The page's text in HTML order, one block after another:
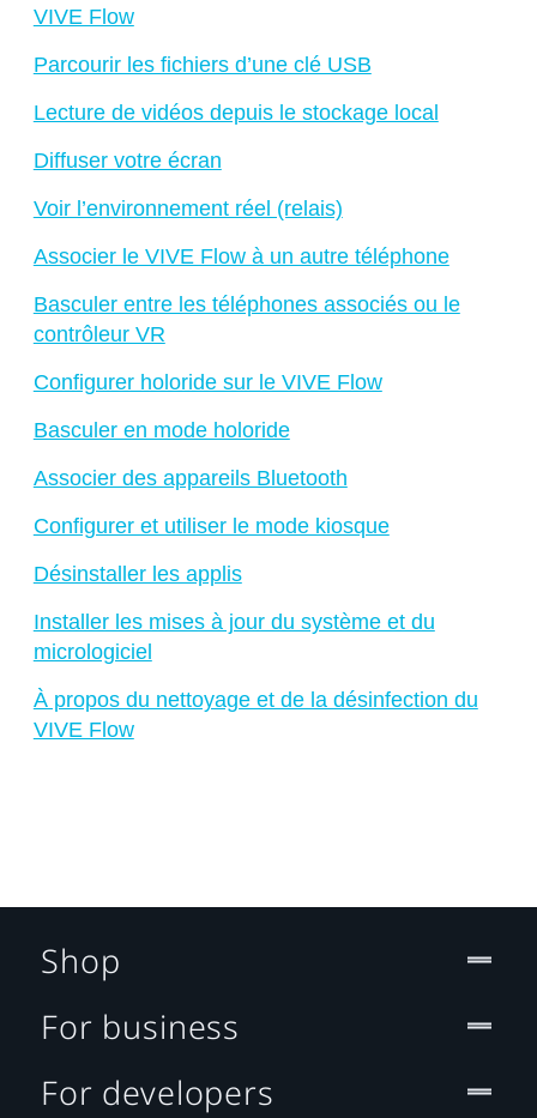
VIVE Flow
Parcourir les fichiers d’une clé USB
Lecture de vidéos depuis le stockage local
Diffuser votre écran
Voir l’environnement réel (relais)
Associer le VIVE Flow à un autre téléphone
Basculer entre les téléphones associés ou le
contrôleur VR
Configurer holoride sur le VIVE Flow
Basculer en mode holoride
Associer des appareils Bluetooth
Configurer et utiliser le mode kiosque
Désinstaller les applis
Installer les mises à jour du système et du
micrologiciel
À propos du nettoyage et de la désinfection du
VIVE Flow
Shop
For business
For developers